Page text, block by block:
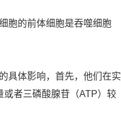
胞的前体细胞是吞噬细胞
具体影响，首先，他们在实
者三磷酸腺苷（ATP）较